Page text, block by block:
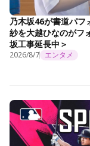
乃木坂46が書道パ
紗を大越ひなのがフ
坂工事延長中＞
2026/8/7 エンタメ